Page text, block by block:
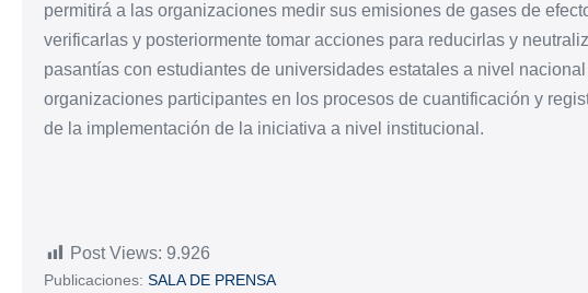
permitirá a las organizaciones medir sus emisiones de gases de
verificarlas y posteriormente tomar acciones para reducirlas y
pasantías con estudiantes de universidades estatales a nivel
organizaciones participantes en los procesos de cuantificación y
de la implementación de la iniciativa a nivel institucional.
Post Views: 9.926
Publicaciones: SALA DE PRENSA